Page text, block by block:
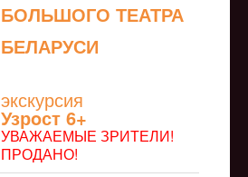
БОЛЬШОГО ТЕАТРА
БЕЛАРУСИ
экскурсия
Узрoст 6+
УВАЖАЕМЫЕ ЗРИТЕЛИ!
ПРОДАНО!